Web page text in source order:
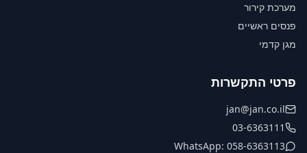
מערכת קירור
פנסים ראשיים
מגן קדמי
פרטי התקשרות
jan@jan.co.il
03-6363111
WhatsApp: 058-6363113